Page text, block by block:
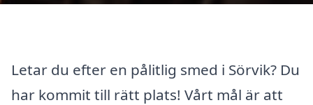
Letar du efter en pålitlig smed i Sörvik? Du
har kommit till rätt plats! Vårt mål är att